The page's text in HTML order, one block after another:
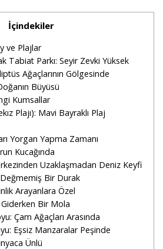
İçindekiler
ve Plajlar
Tabiat Parkı: Seyir Zevki Yüksek
Ağaçlarının Gölgesinde
Büyüsü
Kumsallar
Plajı): Mavi Bayraklı Plaj
Yorgan Yapma Zamanı
Kucağında
Uzaklaşmadan Deniz Keyfi
Bir Durak
Arayanlara Özel
Giderken Bir Mola
Çam Ağaçları Arasında
Eşsiz Manzaralar Peşinde
Ünlü